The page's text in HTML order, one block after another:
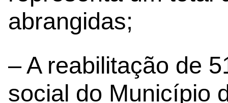
abrangidas;
– A reabilitação de
social do Município